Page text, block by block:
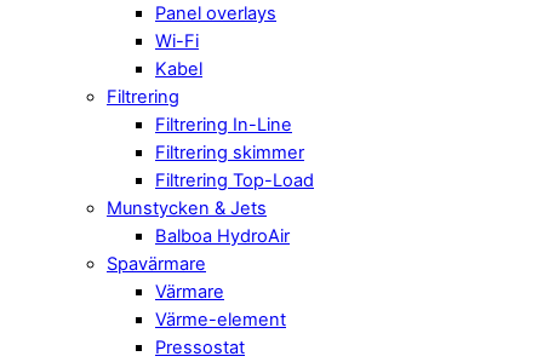
Panel overlays
Wi-Fi
Kabel
Filtrering
Filtrering In-Line
Filtrering skimmer
Filtrering Top-Load
Munstycken & Jets
Balboa HydroAir
Spavärmare
Värmare
Värme-element
Pressostat